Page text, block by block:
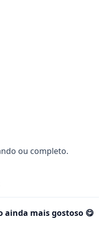
ou completo.
ainda mais gostoso 😋